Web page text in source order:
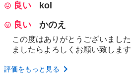
良い
kol
良い
かのえ
この度はありがとうございまし
ましたらよろしくお願い致しま
評価をもっと見る